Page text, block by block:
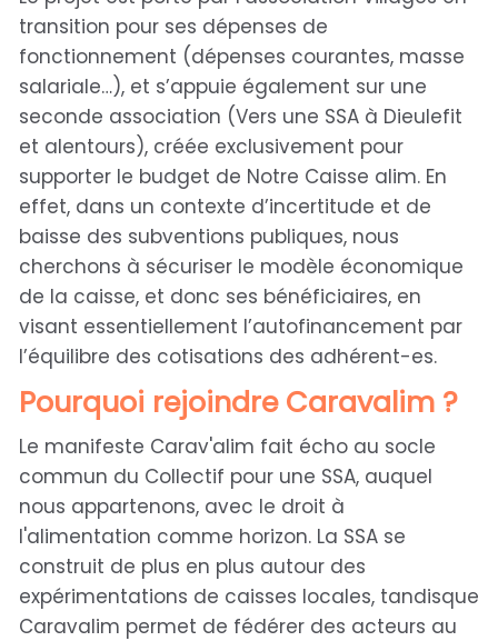
transition pour ses dépenses de
fonctionnement (dépenses courantes, masse
salariale…), et s’appuie également sur une
seconde association (Vers une SSA à Dieulefit
et alentours), créée exclusivement pour
supporter le budget de Notre Caisse alim. En
effet, dans un contexte d’incertitude et de
baisse des subventions publiques, nous
cherchons à sécuriser le modèle économique
de la caisse, et donc ses bénéficiaires, en
visant essentiellement l’autofinancement par
l’équilibre des cotisations des adhérent-es.
Pourquoi rejoindre Caravalim ?
Le manifeste Carav'alim fait écho au socle
commun du Collectif pour une SSA, auquel
nous appartenons, avec le droit à
l'alimentation comme horizon. La SSA se
construit de plus en plus autour des
expérimentations de caisses locales, tandisque
Caravalim permet de fédérer des acteurs au